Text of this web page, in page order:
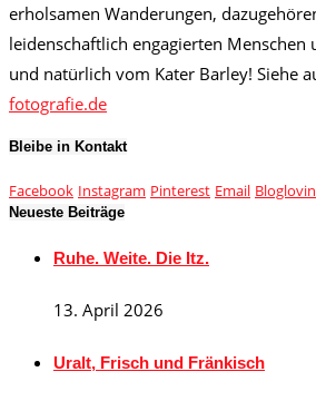
erholsamen Wanderungen,
leidenschaftlich engagierten Menschen
und natürlich vom Kater Barley! Siehe
fotografie.de
Bleibe in Kontakt
Facebook Instagram Pinterest Email Bloglovin
Neueste Beiträge
Ruhe. Weite. Die Itz.
13. April 2026
Uralt, Frisch und Fränkisch